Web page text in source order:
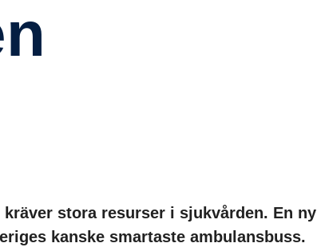
stora resurser i sjukvården. En
kanske smartaste ambulansbuss.